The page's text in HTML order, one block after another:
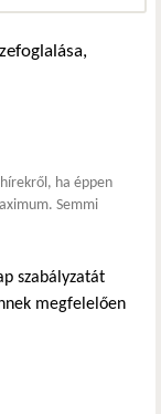
ha éppen
Semmi
szabályzatát
megfelelően